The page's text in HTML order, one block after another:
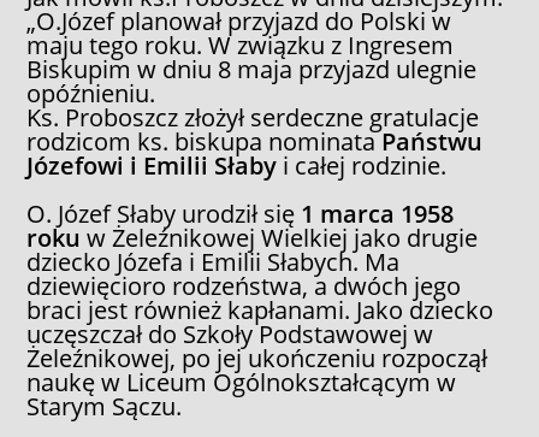
„O.Józef planował przyjazd do Polski w
maju tego roku. W związku z Ingresem
Biskupim w dniu 8 maja przyjazd ulegnie
opóźnieniu.
Ks. Proboszcz złożył serdeczne gratulacje
rodzicom ks. biskupa nominataPaństwu
Józefowi i Emilii Słaby i całej rodzinie.
O. Józef Słaby urodził się 1 marca 1958
roku w Żeleźnikowej Wielkiej jako drugie
dziecko Józefa i Emilii Słabych. Ma
dziewięcioro rodzeństwa, a dwóch jego
braci jest również kapłanami. Jako dziecko
uczęszczał do Szkoły Podstawowej w
Żeleźnikowej, po jej ukończeniu rozpoczął
naukę w Liceum Ogólnokształcącym w
Starym Sączu.